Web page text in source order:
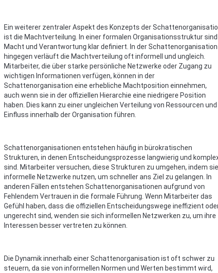
Ein weiterer zentraler Aspekt des Konzepts der
ist die Machtverteilung. In einer formalen Organisationsstruktur sind
Macht und Verantwortung klar definiert. In der Schattenorganisation
hingegen verläuft die Machtverteilung oft informell und ungleich.
Mitarbeiter, die über starke persönliche Netzwerke oder Zugang zu
wichtigen Informationen verfügen, können in der
Schattenorganisation eine erhebliche Machtposition einnehmen,
auch wenn sie in der offiziellen Hierarchie eine niedrigere Position
haben. Dies kann zu einer ungleichen Verteilung von Ressourcen und
Einfluss innerhalb der Organisation führen.
Schattenorganisationen entstehen häufig in bürokratischen
Strukturen, in denen Entscheidungsprozesse langwierig und
sind. Mitarbeiter versuchen, diese Strukturen zu umgehen, indem sie
informelle Netzwerke nutzen, um schneller ans Ziel zu gelangen. In
anderen Fällen entstehen Schattenorganisationen aufgrund von
Fehlendem Vertrauen in die formale Führung. Wenn Mitarbeiter das
Gefühl haben, dass die offiziellen Entscheidungswege ineffizient
ungerecht sind, wenden sie sich informellen Netzwerken zu, um ihre
Interessen besser vertreten zu können.
Die Dynamik innerhalb einer Schattenorganisation ist oft schwer zu
steuern, da sie von informellen Normen und Werten bestimmt wird,